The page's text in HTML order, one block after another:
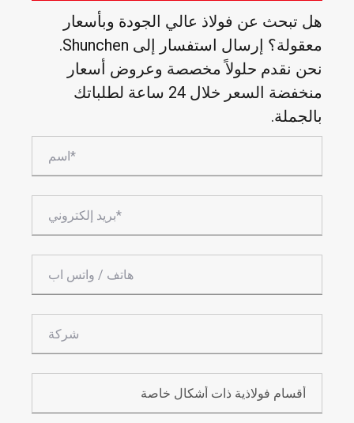
هل تبحث عن فولاذ عالي الجودة وبأسعار
معقولة؟ إرسال استفسار إلى Shunchen.
نحن نقدم حلولاً مخصصة وعروض أسعار
منخفضة السعر خلال 24 ساعة لطلباتك
بالجملة.